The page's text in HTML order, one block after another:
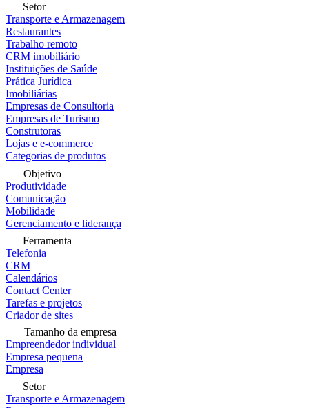
Setor
Transporte e Armazenagem
Restaurantes
Trabalho remoto
CRM imobiliário
Instituições de Saúde
Prática Jurídica
Imobiliárias
Empresas de Consultoria
Empresas de Turismo
Construtoras
Lojas e e-commerce
Categorias de produtos
Objetivo
Produtividade
Comunicação
Mobilidade
Gerenciamento e liderança
Ferramenta
Telefonia
CRM
Calendários
Contact Center
Tarefas e projetos
Criador de sites
Tamanho da empresa
Empreendedor individual
Empresa pequena
Empresa
Setor
Transporte e Armazenagem